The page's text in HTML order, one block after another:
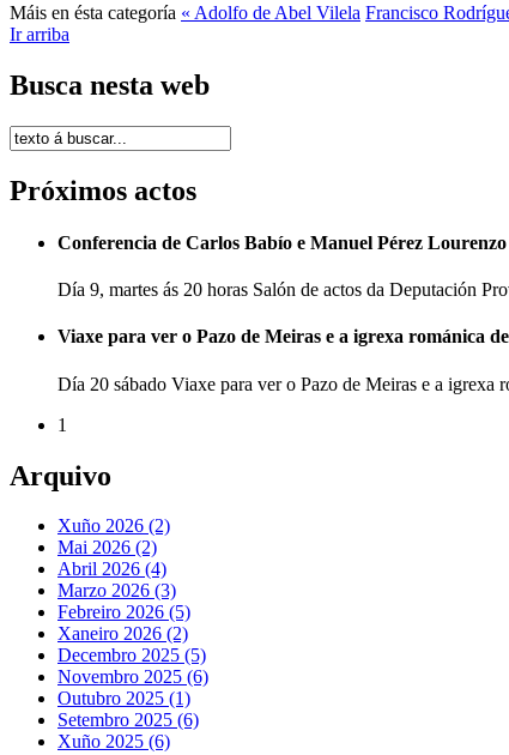
Máis en ésta categoría « Adolfo de Abel Vilela Francisco
Ir arriba
Busca nesta web
Próximos actos
Conferencia de Carlos Babío e Manuel Pérez
Día 9, martes ás 20 horas Salón de actos da Deputación
Viaxe para ver o Pazo de Meiras e a igrexa románica
Día 20 sábado Viaxe para ver o Pazo de Meiras e a igrexa
1
Arquivo
Xuño 2026 (2)
Mai 2026 (2)
Abril 2026 (4)
Marzo 2026 (3)
Febreiro 2026 (5)
Xaneiro 2026 (2)
Decembro 2025 (5)
Novembro 2025 (6)
Outubro 2025 (1)
Setembro 2025 (6)
Xuño 2025 (6)